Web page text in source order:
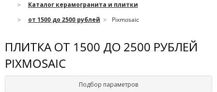
Каталог керамогранита и плитки
от 1500 до 2500 рублей
Pixmosaic
ПЛИТКА ОТ 1500 ДО 2500 РУБЛЕЙ
PIXMOSAIC
Подбор параметров